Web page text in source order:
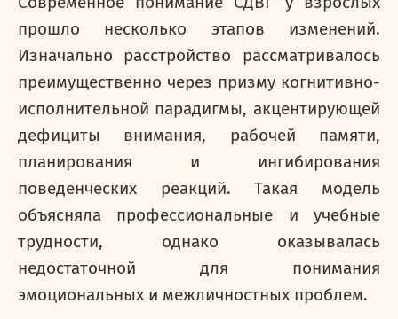
прошло несколько этапов изменений.
Изначально расстройство рассматривалось
преимущественно через призму когнитивно-
исполнительной парадигмы, акцентирующей
дефициты внимания, рабочей памяти,
планирования и ингибирования
поведенческих реакций. Такая модель
объясняла профессиональные и учебные
трудности, однако оказывалась
недостаточной для понимания
эмоциональных и межличностных проблем.